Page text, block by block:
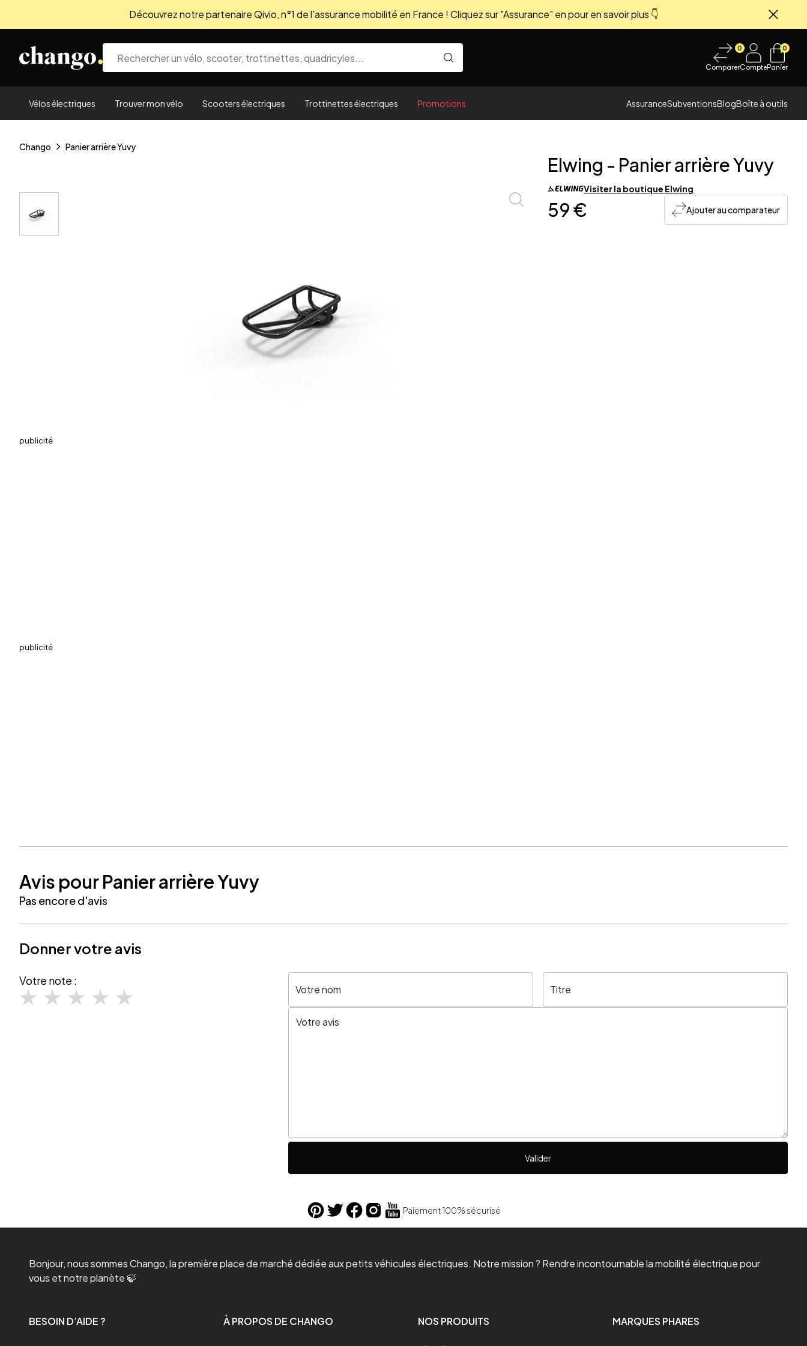
Découvrez notre partenaire Qivio, n°1 de l'assurance mobilité en France ! Cliquez sur "Assurance" en pour en savoir plus 👇
0
ComparerCompte
0
Panier
Vélos électriques Trouver mon vélo Scooters électriques Trottinettes électriques Promotions AssuranceSubventionsBlogBoîte à outils
Chango Panier arrière Yuvy
Zoom image
Elwing - Panier arrière Yuvy
Visiter la boutique Elwing
59 € Ajouter au comparateur
publicité
publicité
Avis pour Panier arrière Yuvy
Pas encore d'avis
Donner votre avis
Votre note :
Votre nom Titre
Valider
Paiement 100% sécurisé
Bonjour, nous sommes Chango, la première place de marché dédiée aux petits véhicules électriques. Notre mission ? Rendre incontournable la mobilité électrique pour
vous et notre planète 🍃
BESOIN D’AIDE ? À PROPOS DE CHANGO NOS PRODUITS MARQUES PHARES